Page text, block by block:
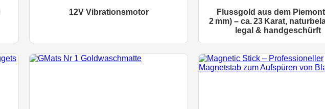
12V Vibrationsmotor
Flussgold aus dem
2 mm) – ca. 23 Karat,
legal & handgeschürft